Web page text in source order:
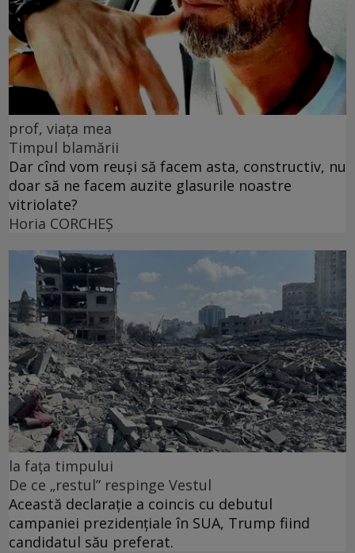
prof, viața mea
Timpul blamării
Dar cînd vom reuși să facem asta, constructiv, nu
doar să ne facem auzite glasurile noastre
vitriolate?
Horia CORCHEŞ
la fața timpului
De ce „restul” respinge Vestul
Această declarație a coincis cu debutul
campaniei prezidențiale în SUA, Trump fiind
candidatul său preferat.